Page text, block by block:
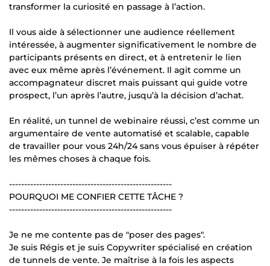
transformer la curiosité en passage à l’action.
Il vous aide à sélectionner une audience réellement
intéressée, à augmenter significativement le nombre de
participants présents en direct, et à entretenir le lien
avec eux même après l’événement. Il agit comme un
accompagnateur discret mais puissant qui guide votre
prospect, l’un après l’autre, jusqu’à la décision d’achat.
En réalité, un tunnel de webinaire réussi, c’est comme un
argumentaire de vente automatisé et scalable, capable
de travailler pour vous 24h/24 sans vous épuiser à répéter
les mêmes choses à chaque fois.
------------------------------------------------------
POURQUOI ME CONFIER CETTE TÂCHE ?
------------------------------------------------------
Je ne me contente pas de "poser des pages".
Je suis Régis et je suis Copywriter spécialisé en création
de tunnels de vente. Je maîtrise à la fois les aspects